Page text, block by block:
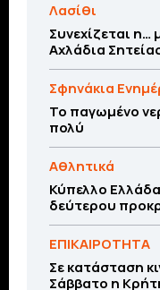
Λασίθι
Συνεχίζεται η…
Αχλάδια
Σφηνάκια
Το παγωμένο
πολύ
Αθλητικά
Κύπελλο
δεύτερου
ΕΠΙΚΑΙΡΟΤΗΤΑ
Σε κατάσταση
Σάββατο η